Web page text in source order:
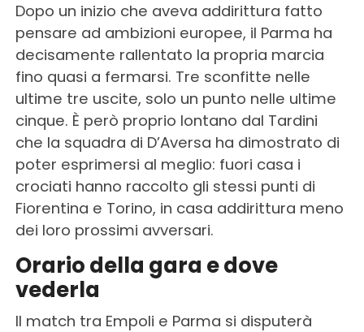
Dopo un inizio che aveva addirittura fatto
pensare ad ambizioni europee, il Parma ha
decisamente rallentato la propria marcia
fino quasi a fermarsi. Tre sconfitte nelle
ultime tre uscite, solo un punto nelle ultime
cinque. È però proprio lontano dal Tardini
che la squadra di D’Aversa ha dimostrato di
poter esprimersi al meglio: fuori casa i
crociati hanno raccolto gli stessi punti di
Fiorentina e Torino, in casa addirittura meno
dei loro prossimi avversari.
Orario della gara e dove
vederla
Il match tra Empoli e Parma si disputerà